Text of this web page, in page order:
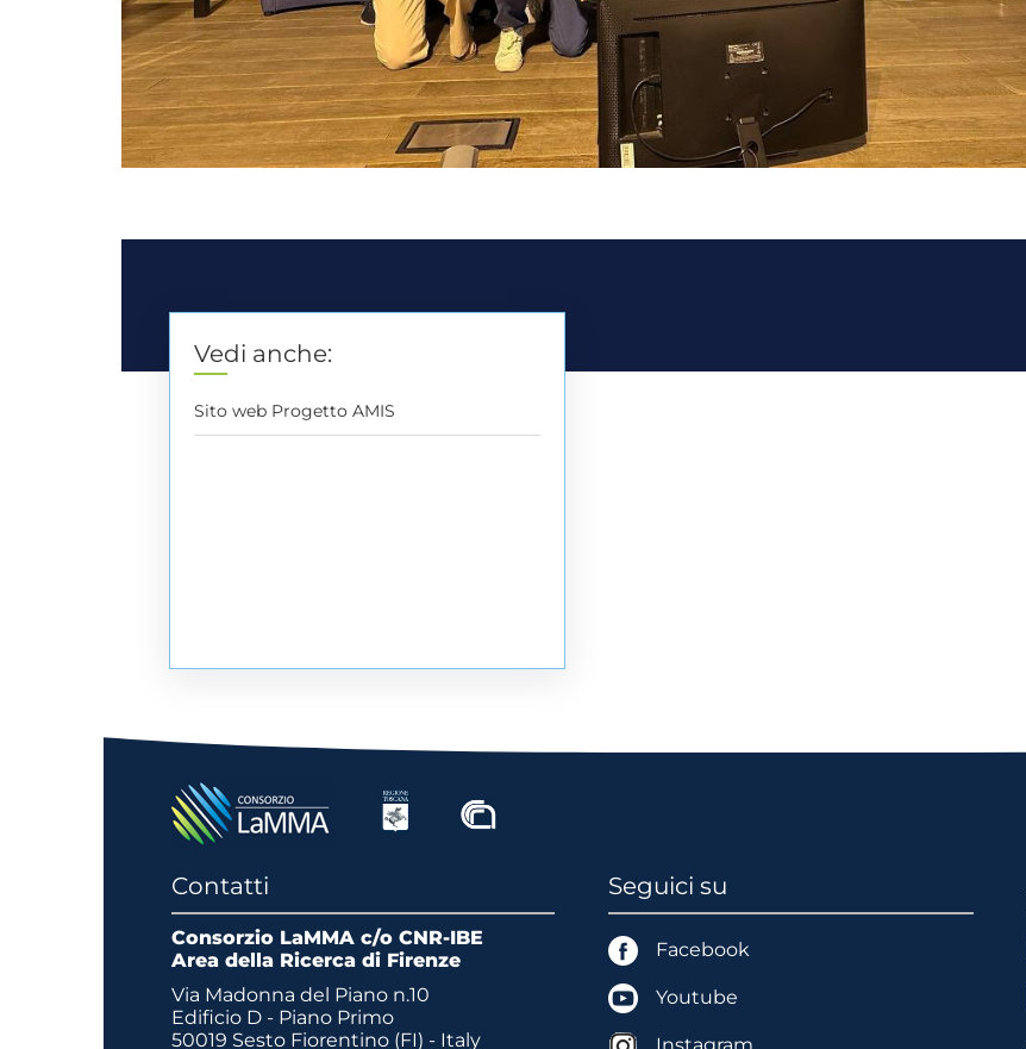
Vedi anche:
Sito web Progetto AMIS
Contatti
Consorzio LaMMA c/o CNR-IBE
Area della Ricerca di Firenze
Via Madonna del Piano n.10
Edificio D - Piano Primo
50019 Sesto Fiorentino (FI) - Italy
Seguici su
Facebook
Youtube